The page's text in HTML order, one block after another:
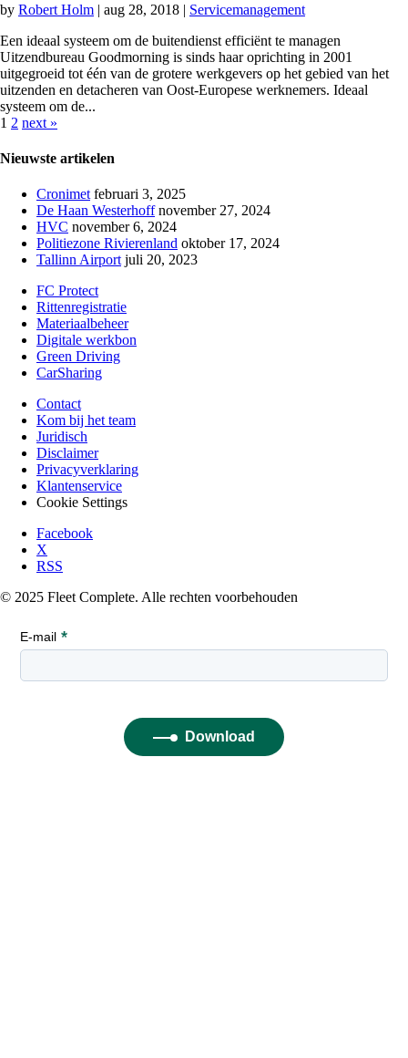
by Robert Holm | aug 28, 2018 | Servicemanagement
Een ideaal systeem om de buitendienst efficiënt te managen
Uitzendbureau Goodmorning is sinds haar oprichting in 2001
uitgegroeid tot één van de grotere werkgevers op het gebied van het
uitzenden en detacheren van Oost-Europese werknemers. Ideaal
systeem om de...
1 2 next »
Nieuwste artikelen
Cronimet februari 3, 2025
De Haan Westerhoff november 27, 2024
HVC november 6, 2024
Politiezone Rivierenland oktober 17, 2024
Tallinn Airport juli 20, 2023
FC Protect
Rittenregistratie
Materiaalbeheer
Digitale werkbon
Green Driving
CarSharing
Contact
Kom bij het team
Juridisch
Disclaimer
Privacyverklaring
Klantenservice
Cookie Settings
Facebook
X
RSS
© 2025 Fleet Complete. Alle rechten voorbehouden